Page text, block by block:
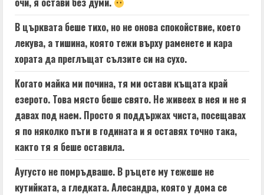
В църквата беше тихо, но не онова спокойствие, което
лекува, а тишина, която тежи върху раменете и кара
хората да преглъщат сълзите си на сухо.
Когато майка ми почина, тя ми остави къщата край
езерото. Това място беше свято. Не живеех в нея и не я
давах под наем. Просто я поддържах чиста, посещавах
я по няколко пъти в годината и я оставях точно така,
както тя я беше оставила.
Аугусто не помръдваше. В ръцете му тежеше не
кутийката, а гледката. Алесандра, която у дома се